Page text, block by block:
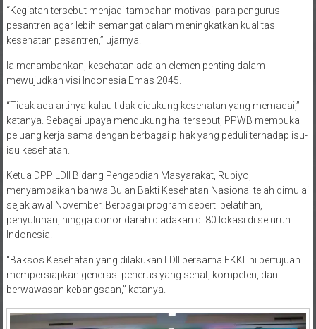
“Kegiatan tersebut menjadi tambahan motivasi para pengurus
pesantren agar lebih semangat dalam meningkatkan kualitas
kesehatan pesantren,” ujarnya.
Ia menambahkan, kesehatan adalah elemen penting dalam
mewujudkan visi Indonesia Emas 2045.
“Tidak ada artinya kalau tidak didukung kesehatan yang memadai,”
katanya. Sebagai upaya mendukung hal tersebut, PPWB membuka
peluang kerja sama dengan berbagai pihak yang peduli terhadap isu-
isu kesehatan.
Ketua DPP LDII Bidang Pengabdian Masyarakat, Rubiyo,
menyampaikan bahwa Bulan Bakti Kesehatan Nasional telah dimulai
sejak awal November. Berbagai program seperti pelatihan,
penyuluhan, hingga donor darah diadakan di 80 lokasi di seluruh
Indonesia.
“Baksos Kesehatan yang dilakukan LDII bersama FKKI ini bertujuan
mempersiapkan generasi penerus yang sehat, kompeten, dan
berwawasan kebangsaan,” katanya.